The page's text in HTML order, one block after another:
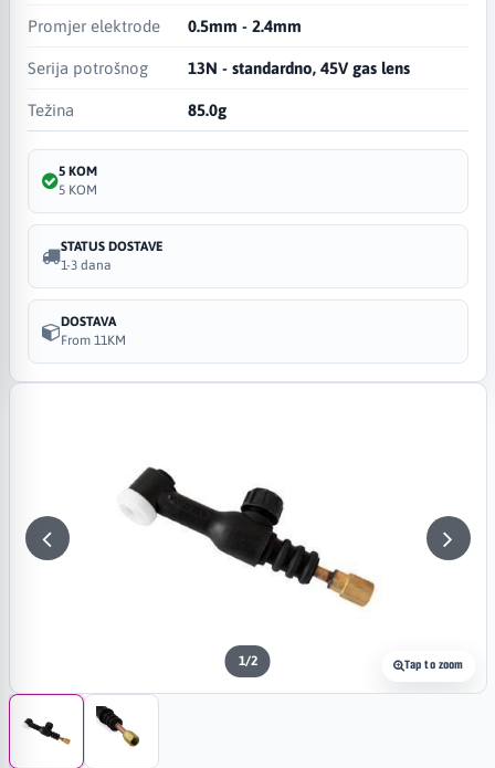
Tap to zoom
1/2
Promjer elektrode 0.5mm - 2.4mm
Serija potrošnog 13N - standardno, 45V gas lens
Težina 85.0g
5 KOM
5 KOM
STATUS DOSTAVE
1-3 dana
DOSTAVA
From 11KM